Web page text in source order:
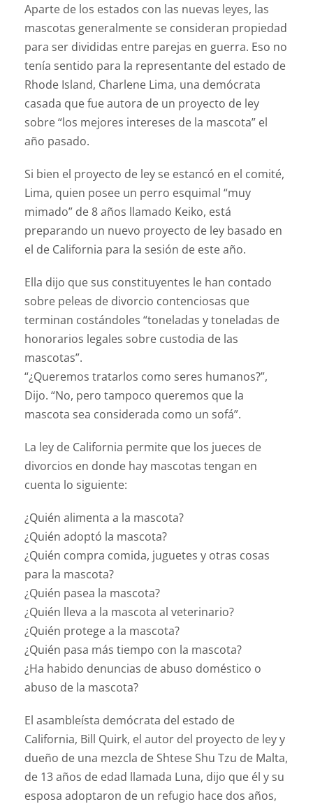
Aparte de los estados con las nuevas leyes, las
mascotas generalmente se consideran propiedad
para ser divididas entre parejas en guerra. Eso no
tenía sentido para la representante del estado de
Rhode Island, Charlene Lima, una demócrata
casada que fue autora de un proyecto de ley
sobre “los mejores intereses de la mascota” el
año pasado.
Si bien el proyecto de ley se estancó en el comité,
Lima, quien posee un perro esquimal “muy
mimado” de 8 años llamado Keiko, está
preparando un nuevo proyecto de ley basado en
el de California para la sesión de este año.
Ella dijo que sus constituyentes le han contado
sobre peleas de divorcio contenciosas que
terminan costándoles “toneladas y toneladas de
honorarios legales sobre custodia de las
mascotas”.
“¿Queremos tratarlos como seres humanos?”,
Dijo. “No, pero tampoco queremos que la
mascota sea considerada como un sofá”.
La ley de California permite que los jueces de
divorcios en donde hay mascotas tengan en
cuenta lo siguiente:
¿Quién alimenta a la mascota?
¿Quién adoptó la mascota?
¿Quién compra comida, juguetes y otras cosas
para la mascota?
¿Quién pasea la mascota?
¿Quién lleva a la mascota al veterinario?
¿Quién protege a la mascota?
¿Quién pasa más tiempo con la mascota?
¿Ha habido denuncias de abuso doméstico o
abuso de la mascota?
El asambleísta demócrata del estado de
California, Bill Quirk, el autor del proyecto de ley y
dueño de una mezcla de Shtese Shu Tzu de Malta,
de 13 años de edad llamada Luna, dijo que él y su
esposa adoptaron de un refugio hace dos años,